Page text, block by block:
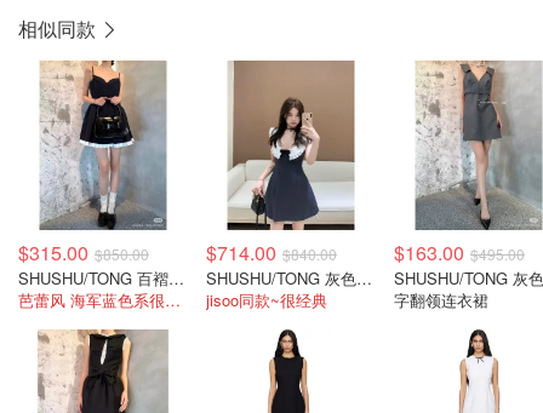
相似同款
$315.00 $850.00
SHUSHU/TONG 百褶吊带迷你连衣裙 藏青色
芭蕾风 海军蓝色系很耐看！
$714.00 $840.00
SHUSHU/TONG 灰色无袖圆领连衣裙
jisoo同款~很经典
$163.00 $495.00
SHUSHU/TONG 灰
字翻领连衣裙